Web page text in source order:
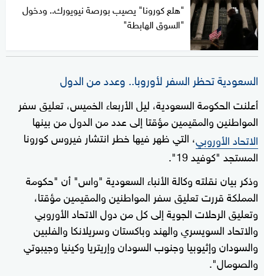
"هلع كورونا" يصيب بورصة نيويورك.. ودخول
"السوق الهابطة"
السعودية تحظر السفر لأوروبا.. وعدد من الدول
أعلنت الحكومة السعودية، ليل الأربعاء الخميس، تعليق سفر
المواطنين والمقيمين مؤقتا إلى عدد من الدول من بينها
الاتحاد الأوروبي، التي ظهر فيها خطر انتشار فيروس كورونا
المستجد "كوفيد 19".
وذكر بيان نقلته وكالة الأنباء السعودية "واس" أن "حكومة
المملكة قررت تعليق سفر المواطنين والمقيمين مؤقتا،
وتعليق الرحلات الجوية إلى كل من دول الاتحاد الأوروبي
والاتحاد السويسري والهند وباكستان وسريلانكا والفلبين
والسودان وإثيوبيا وجنوب السودان وإريتريا وكينيا وجيبوتي
والصومال".